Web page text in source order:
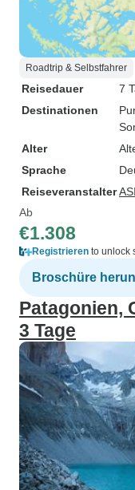
Roadtrip & Selbstfahrer
Reisedauer
7
Destinationen
Alter
Sprache
Reiseveranstalter
Ab
€1.308
Registrieren to unlock
Broschüre
Patagonien,
3 Tage